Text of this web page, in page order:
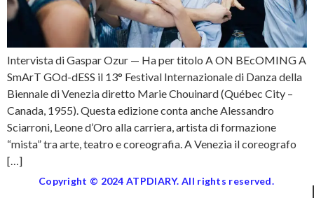
Intervista di Gaspar Ozur — Ha per titolo A ON BEcOMING A
SmArT GOd-dESS il 13° Festival Internazionale di Danza della
Biennale di Venezia diretto Marie Chouinard (Québec City –
Canada, 1955). Questa edizione conta anche Alessandro
Sciarroni, Leone d’Oro alla carriera, artista di formazione
“mista” tra arte, teatro e coreografia. A Venezia il coreografo
[…]
Copyright © 2024 ATPDIARY. All rights reserved.